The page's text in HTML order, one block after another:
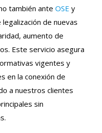
también ante OSE y
de nuevas
aumento de
Este servicio asegura
vigentes y
en la conexión de
a nuestros clientes
sin